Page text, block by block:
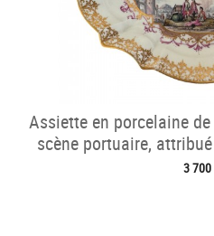
Assiette en porcelaine
scène portuaire,
3 700